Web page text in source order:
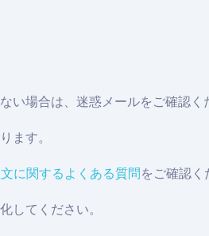
場合は、迷惑メールをご確認く
ます。
に関するよくある質問をご確認く
してください。